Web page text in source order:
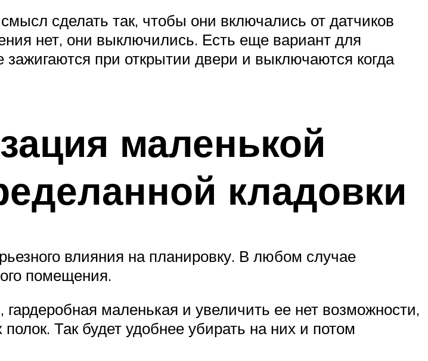
сделать так, чтобы они включались от датчиков
нет, они выключились. Есть еще вариант для
при открытии двери и выключаются когда
маленькой
кладовки
влияния на планировку. В любом случае
помещения.
маленькая и увеличить ее нет возможности,
Так будет удобнее убирать на них и потом